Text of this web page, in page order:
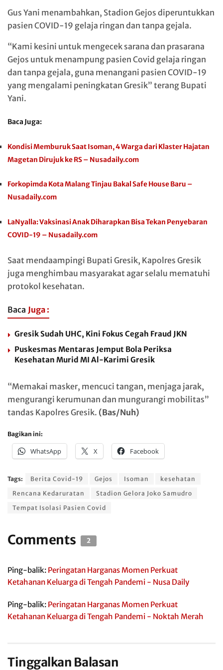
Gus Yani menambahkan, Stadion Gejos diperuntukkan
pasien COVID-19 gelaja ringan dan tanpa gejala.
“Kami kesini untuk mengecek sarana dan prasarana
Gejos untuk menampung pasien Covid gelaja ringan
dan tanpa gejala, guna menangani pasien COVID-19
yang mengalami peningkatan Gresik” terang Bupati
Yani.
Baca Juga:
Kondisi Memburuk Saat Isoman, 4 Warga dari Klaster Hajatan
Magetan Dirujuk ke RS – Nusadaily.com
Forkopimda Kota Malang Tinjau Bakal Safe House Baru –
Nusadaily.com
LaNyalla: Vaksinasi Anak Diharapkan Bisa Tekan Penyebaran
COVID-19 – Nusadaily.com
Saat mendaampingi Bupati Gresik, Kapolres Gresik
juga menghimbau masyarakat agar selalu mematuhi
protokol kesehatan.
Baca Juga :
Gresik Sudah UHC, Kini Fokus Cegah Fraud JKN
Puskesmas Mentaras Jemput Bola Periksa
Kesehatan Murid MI Al-Karimi Gresik
“Memakai masker, mencuci tangan, menjaga jarak,
mengurangi kerumunan dan mungurangi mobilitas”
tandas Kapolres Gresik. (Bas/Nuh)
Bagikan ini:
WhatsApp X Facebook
Tags: Berita Covid-19 Gejos Isoman
kesehatan
Rencana Kedaruratan
Stadion Gelora Joko Samudro
Tempat Isolasi Pasien Covid
Comments 2
Ping-balik: Peringatan Harganas Momen Perkuat
Ketahanan Keluarga di Tengah Pandemi - Nusa Daily
Ping-balik: Peringatan Harganas Momen Perkuat
Ketahanan Keluarga di Tengah Pandemi - Noktah Merah
Tinggalkan Balasan